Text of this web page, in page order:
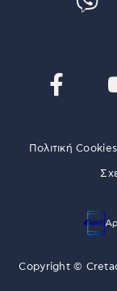
Πολιτική Cookies
Copyright ©